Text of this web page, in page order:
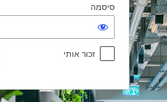
סיסמה
זכור אותי